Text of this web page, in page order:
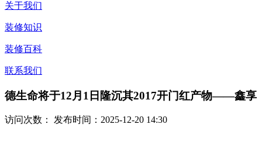
关于我们
装修知识
装修百科
联系我们
德生命将于12月1日隆沉其2017开门红产物——鑫享
访问次数： 发布时间：2025-12-20 14:30